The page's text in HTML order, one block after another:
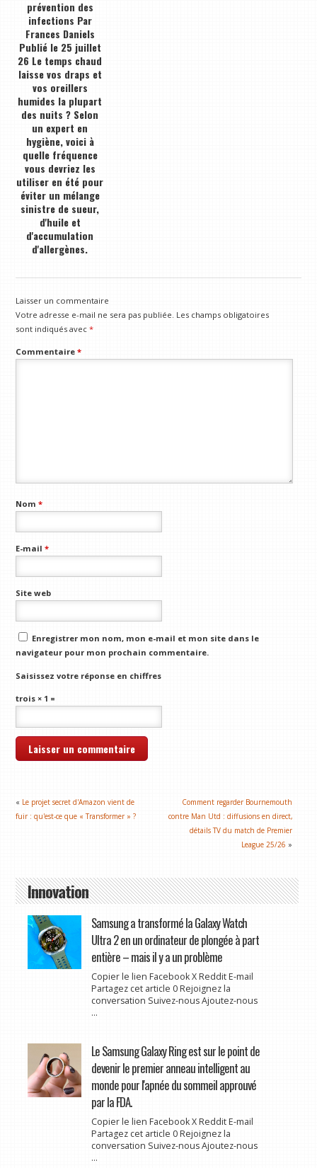
prévention des
infections Par
Frances Daniels
Publié le 25 juillet
26 Le temps chaud
laisse vos draps et
vos oreillers
humides la plupart
des nuits ? Selon
un expert en
hygiène, voici à
quelle fréquence
vous devriez les
utiliser en été pour
éviter un mélange
sinistre de sueur,
d'huile et
d'accumulation
d'allergènes.
Laisser un commentaire
Votre adresse e-mail ne sera pas publiée. Les champs obligatoires
sont indiqués avec*
Commentaire*
Nom*
E-mail*
Site web
Enregistrer mon nom, mon e-mail et mon site dans le
navigateur pour mon prochain commentaire.
Saisissez votre réponse en chiffres
trois × 1 =
« Le projet secret d'Amazon vient de
fuir : qu'est-ce que « Transformer » ?
Comment regarder Bournemouth
contre Man Utd : diffusions en direct,
détails TV du match de Premier
League 25/26 »
Innovation
Samsung a transformé la Galaxy Watch
Ultra 2 en un ordinateur de plongée à part
entière – mais il y a un problème
Copier le lien Facebook X Reddit E-mail
Partagez cet article 0 Rejoignez la
conversation Suivez-nous Ajoutez-nous
...
Le Samsung Galaxy Ring est sur le point de
devenir le premier anneau intelligent au
monde pour l'apnée du sommeil approuvé
par la FDA.
Copier le lien Facebook X Reddit E-mail
Partagez cet article 0 Rejoignez la
conversation Suivez-nous Ajoutez-nous
...